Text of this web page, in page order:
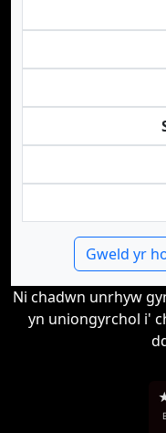
Gweld yr
Ni chadwn unrhyw
yn uniongyrchol i'